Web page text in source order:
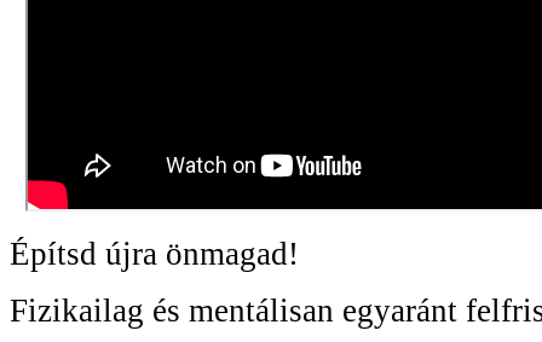
Építsd újra önmagad!
Fizikailag és mentálisan egyaránt